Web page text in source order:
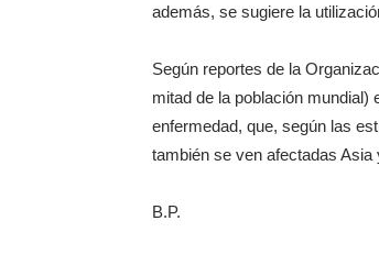
además, se sugiere la
Según reportes de la
mitad de la población
enfermedad, que, según las
también se ven afectadas Asia
B.P.